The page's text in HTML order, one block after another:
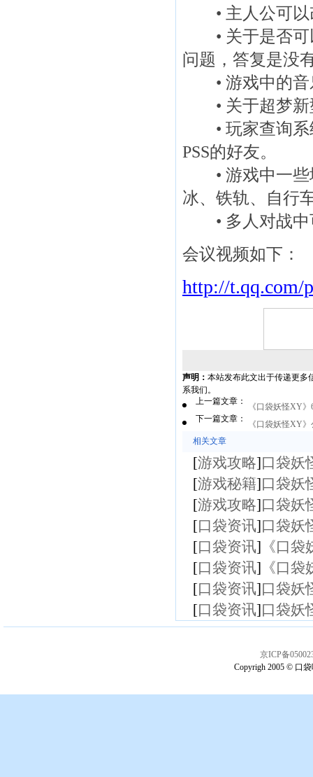
• 主人公可以
• 关于是否可
问题，答复是没
• 游戏中的音
• 关于超梦新
• 玩家查询系
PSS的好友。
• 游戏中一些
冰、铁轨、自行
• 多人对战中
会议视频如下：
http://t.qq.com/
声明： 本站发布此文出于传递更多
系我们。
上一篇文章： 《口袋妖怪XY
下一篇文章：
《口袋妖怪XY
相关文章
[游戏攻略]口袋妖
[游戏秘籍]口袋妖
[游戏攻略]口袋妖
[口袋资讯]口袋妖
[口袋资讯] 《口
[口袋资讯] 《口
[口袋资讯]口袋妖
[口袋资讯]口袋妖
京ICP备
Copyrigh 2005 © 口